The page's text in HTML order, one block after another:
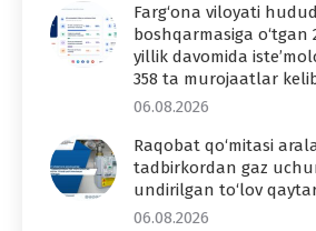
Farg‘ona viloyati
boshqarmasiga o‘tgan
yillik davomida
358 ta murojaatlar
06.08.2026
Raqobat qo‘mitasi
tadbirkordan gaz
undirilgan to‘lov
06.08.2026